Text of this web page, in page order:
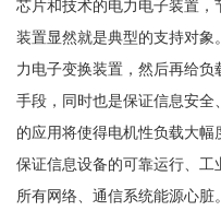
芯片和技术的电力电子装置
装置显然就是典型的支持对象
力电子变换装置，然后再给
手段，同时也是保证信息安
的应用将使得电机性负载大幅
保证信息设备的可靠运行、
所有网络、通信系统能源心